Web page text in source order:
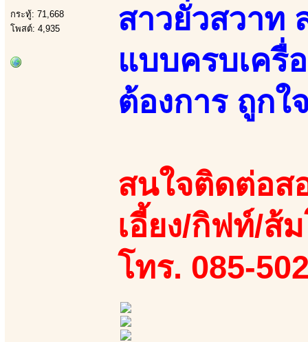
กระทู้: 71,668
โพสต์: 4,935
สาวยั่วสวาท
แบบครบเครื่
ต้องการ ถูก
สนใจติดต่อส
เอี้ยง/กิฟท์/ส้
โทร. 085-